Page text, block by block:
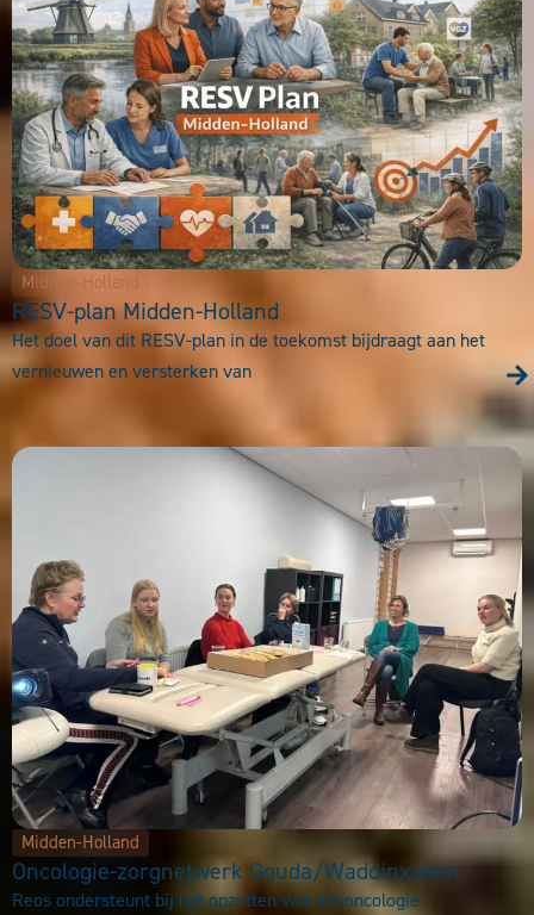
Midden-Holland
RESV-plan Midden-Holland
Het doel van dit RESV-plan in de toekomst bijdraagt aan het
vernieuwen en versterken van
Midden-Holland
Oncologie-zorgnetwerk Gouda/Waddinxveen
Reos ondersteunt bij het opzetten van het oncologie